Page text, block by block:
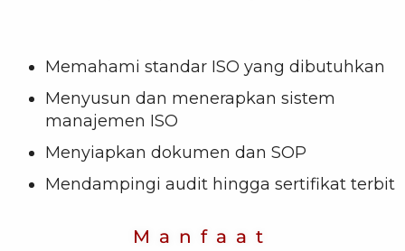
Memahami standar ISO yang dibutuhkan
Menyusun dan menerapkan sistem
manajemen ISO
Menyiapkan dokumen dan SOP
Mendampingi audit hingga sertifikat terbit
Manfaat